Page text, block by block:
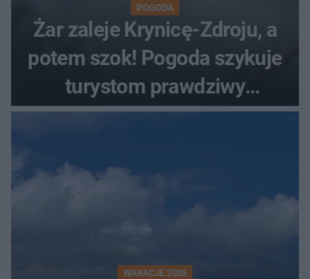
POGODA
Żar zaleje Krynicę-Zdroju, a
potem szok! Pogoda szykuje
turystom prawdziwy
rollercoaster
WAKACJE 2026